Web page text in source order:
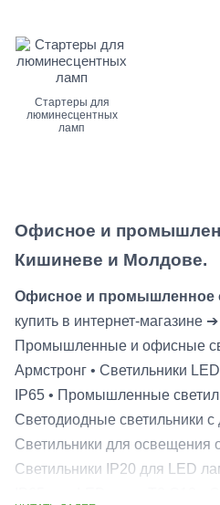
Стартеры для
люминесцентных
ламп
Офисное и
Кишиневе и Молдове.
Офисное и промышленное
купить в интернет-магазине ➔
Промышленные и офисные
Армстронг • Светильники
IP65 • Промышленные
Светодиодные светильники с
Светильники для освещения
Светильники IP20 для LED